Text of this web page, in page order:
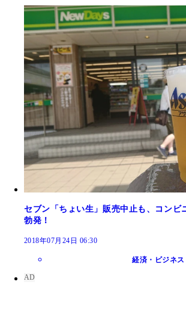
セブン「ちょい生」販売中止も、コンビ
勃発！
2018年07月24日 06:30
経済・ビジネス